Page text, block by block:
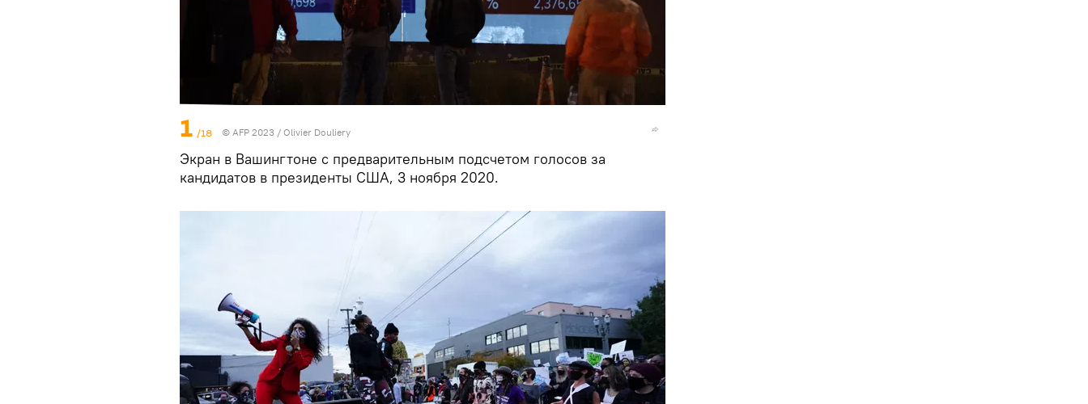
1 /18 © AFP 2023 / Olivier Douliery
Экран в Вашингтоне с предварительным подсчетом голосов за
кандидатов в президенты США, 3 ноября 2020.